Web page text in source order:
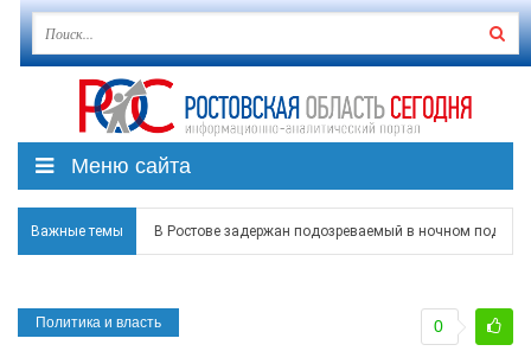
Меню сайта
Важные темы В Ростове задержан подозреваемый в ночном
Около 150 беспилотников прошедшей ночью
Политика и власть 0